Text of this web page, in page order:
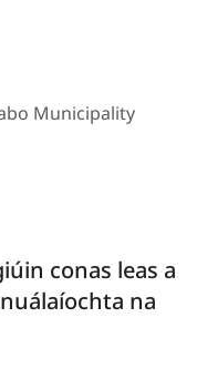
Municipality
conas leas a
na